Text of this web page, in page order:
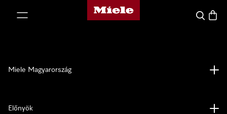
Miele honlapja
Kereses
Miele Magyarország
Előnyök